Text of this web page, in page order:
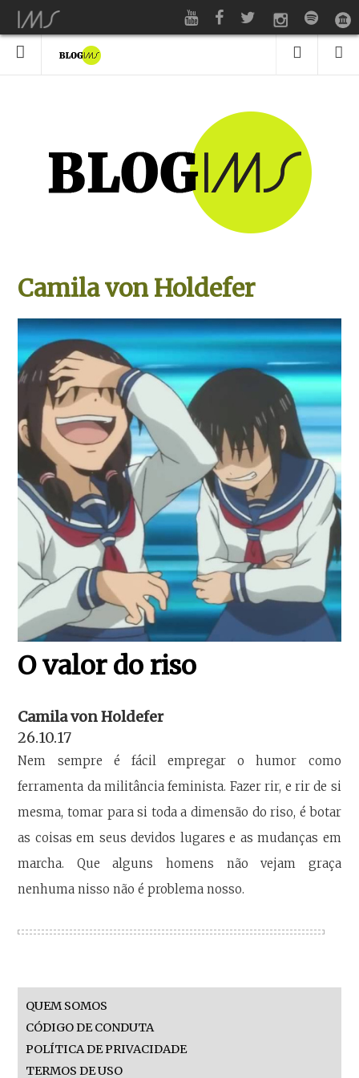
Camila von Holdefer
O valor do riso
Camila von Holdefer
26.10.17
Nem sempre é fácil empregar o humor como
ferramenta da militância feminista. Fazer rir, e rir de si
mesma, tomar para si toda a dimensão do riso, é botar
as coisas em seus devidos lugares e as mudanças em
marcha. Que alguns homens não vejam graça
nenhuma nisso não é problema nosso.
QUEM SOMOS
CÓDIGO DE CONDUTA
POLÍTICA DE PRIVACIDADE
TERMOS DE USO